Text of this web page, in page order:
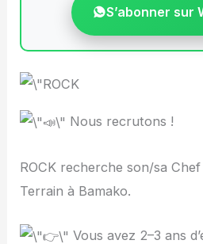
S’abonner sur
Nous recrutons !
ROCK recherche son/sa
Terrain à Bamako.
Vous avez 2–3 ans